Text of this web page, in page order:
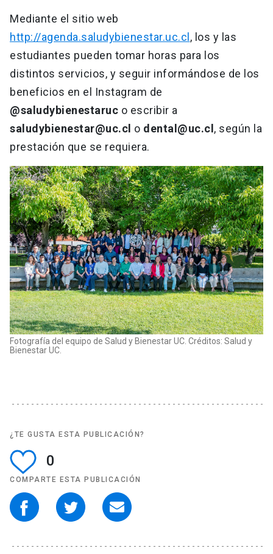
Mediante el sitio web
http://agenda.saludybienestar.uc.cl , los y las
estudiantes pueden tomar horas para los
distintos servicios, y seguir informándose de los
beneficios en el Instagram de
@saludybienestaruc o escribir a
saludybienestar@uc.cl o dental@uc.cl , según la
prestación que se requiera.
Fotografía del equipo de Salud y Bienestar UC. Créditos: Salud y
Bienestar UC.
¿TE GUSTA ESTA PUBLICACIÓN?
0
COMPARTE ESTA PUBLICACIÓN